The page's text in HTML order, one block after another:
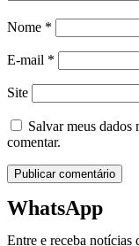
Nome *
E-mail *
Site
Salvar meus dados
comentar.
WhatsApp
Entre e receba notícias